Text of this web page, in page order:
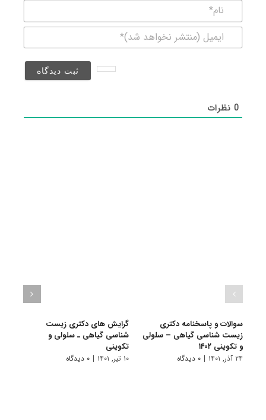
(منتشر
0نظرات
سوالات و پاسخنامه دکتری
زیست شناسی گیاهی – سلولی
و تکوینی ۱۴۰۲
۲۴ آذر, ۱۴۰۱ | ۰ دیدگاه
گرایش های دکتری زیست
شناسی ﮔﻴﺎهی ـ ﺳﻠﻮلی و
ﺗﻜﻮینی
۱۰ تیر, ۱۴۰۱ | ۰ دیدگاه